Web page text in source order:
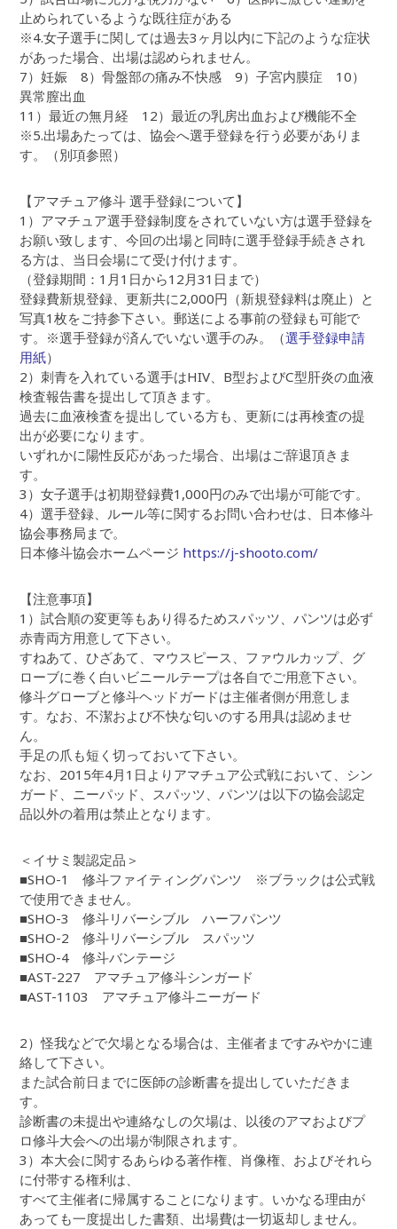
止められているような既往症がある
※4.女子選手に関しては過去3ヶ月以内に下記のような症状
があった場合、出場は認められません。
7）妊娠 8）骨盤部の痛み不快感 9）子宮内膜症 10）
異常膣出血
11）最近の無月経 12）最近の乳房出血および機能不全
※5.出場あたっては、協会へ選手登録を行う必要がありま
す。（別項参照）
【アマチュア修斗 選手登録について】
1）アマチュア選手登録制度をされていない方は選手登録を
お願い致します、今回の出場と同時に選手登録手続きされ
る方は、当日会場にて受け付けます。
（登録期間：1月1日から12月31日まで）
登録費新規登録、更新共に2,000円（新規登録料は廃止）と
写真1枚をご持参下さい。郵送による事前の登録も可能で
す。※選手登録が済んでいない選手のみ。（選手登録申請
用紙）
2）刺青を入れている選手はHIV、B型およびC型肝炎の血液
検査報告書を提出して頂きます。
過去に血液検査を提出している方も、更新には再検査の提
出が必要になります。
いずれかに陽性反応があった場合、出場はご辞退頂きま
す。
3）女子選手は初期登録費1,000円のみで出場が可能です。
4）選手登録、ルール等に関するお問い合わせは、日本修斗
協会事務局まで。
日本修斗協会ホームページ https://j-shooto.com/
【注意事項】
1）試合順の変更等もあり得るためスパッツ、パンツは必ず
赤青両方用意して下さい。
すねあて、ひざあて、マウスピース、ファウルカップ、グ
ローブに巻く白いビニールテープは各自でご用意下さい。
修斗グローブと修斗ヘッドガードは主催者側が用意しま
す。なお、不潔および不快な匂いのする用具は認めませ
ん。
手足の爪も短く切っておいて下さい。
なお、2015年4月1日よりアマチュア公式戦において、シン
ガード、ニーパッド、スパッツ、パンツは以下の協会認定
品以外の着用は禁止となります。
＜イサミ製認定品＞
■SHO-1 修斗ファイティングパンツ ※ブラックは公式戦
で使用できません。
■SHO-3 修斗リバーシブル ハーフパンツ
■SHO-2 修斗リバーシブル スパッツ
■SHO-4 修斗バンテージ
■AST-227 アマチュア修斗シンガード
■AST-1103 アマチュア修斗ニーガード
2）怪我などで欠場となる場合は、主催者まですみやかに連
絡して下さい。
また試合前日までに医師の診断書を提出していただきま
す。
診断書の未提出や連絡なしの欠場は、以後のアマおよびプ
ロ修斗大会への出場が制限されます。
3）本大会に関するあらゆる著作権、肖像権、およびそれら
に付帯する権利は、
すべて主催者に帰属することになります。いかなる理由が
あっても一度提出した書類、出場費は一切返却しません。